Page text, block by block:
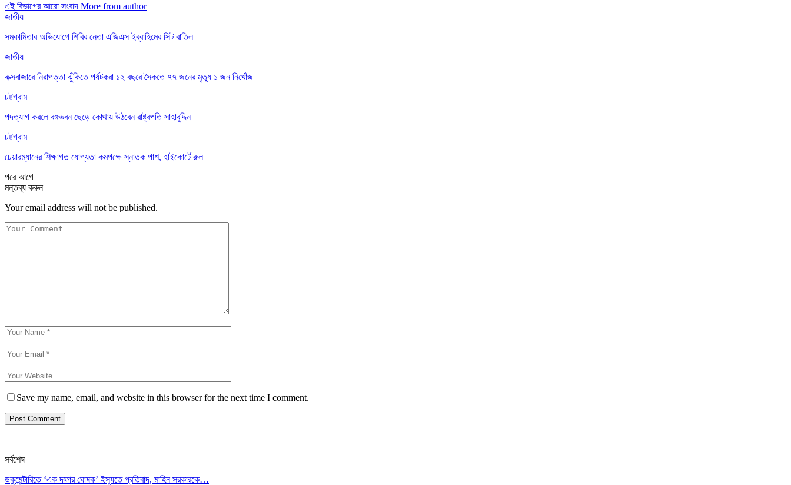
এই বিভাগের আরো সংবাদ More from author
জাতীয়
সমকামিতার অভিযোগে শিবির নেতা এজিএস ইব্রাহিমের সিট বাতিল
জাতীয়
কক্সবাজারে নিরাপত্তা ঝুঁকিতে পর্যটকরা ১২ বছরে সৈকতে ৭৭ জনের মৃত্যু ১ জন নিখোঁজ
চট্টগ্রাম
পদত্যাগ করলে বঙ্গভবন ছেড়ে কোথায় উঠবেন রাষ্ট্রপতি সাহাবুদ্দিন
চট্টগ্রাম
চেয়ারম্যানের শিক্ষাগত যোগ্যতা কমপক্ষে স্নাতক পাশ, হাইকোর্টে রুল
পরেআগে
মন্তব্য করুন
Your email address will not be published.
Save my name, email, and website in this browser for the next time I comment.
সর্বশেষ
ডকুমেন্টারিতে ‘এক দফার ঘোষক’ ইস্যুতে প্রতিবাদ, মাহিন সরকারকে…